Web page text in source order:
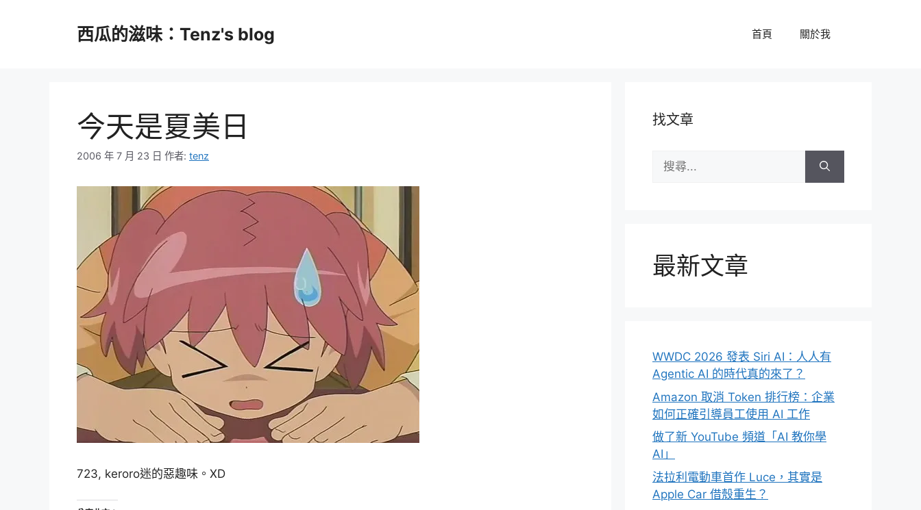
西瓜的滋味：Tenz's blog 首頁 關於我
今天是夏美日
2006 年 7 月 23 日 作者: tenz
723, keroro迷的惡趣味。XD
找文章
尋:
最新文章
WWDC 2026 發表 Siri AI：人人有
Agentic AI 的時代真的來了？
Amazon 取消 Token 排行榜：企業
如何正確引導員工使用 AI 工作
做了新 YouTube 頻道「AI 教你學
AI」
法拉利電動車首作 Luce，其實是
Apple Car 借殼重生？